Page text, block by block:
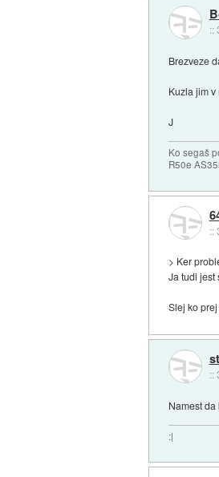
::
Brezveze
Kuzla jim v
J
Ko segaš
R50e
::
> Ker
Ja tudi jest
Slej ko
::
Namest da
:|